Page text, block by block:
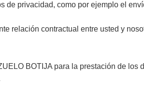
de privacidad, como por ejemplo el
relación contractual entre usted y
BOTIJA para la prestación de los